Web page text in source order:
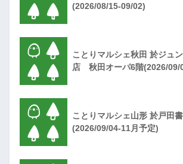
(2026/08/15-09/02)
ことりマルシェ秋田 於ジュ
店 秋田オーパ6階(2026/09/
ことりマルシェ山形 於戸田
(2026/09/04-11月予定)